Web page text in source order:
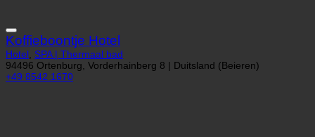
Koffieboontje Hotel
Hotel , SPA | Thermaal bad
94496 Ortenburg, Vorderhainberg 8 | Duitsland (Beieren)
+49 8542 1670